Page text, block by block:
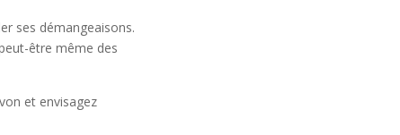
ses démangeaisons.
être même des
et envisagez